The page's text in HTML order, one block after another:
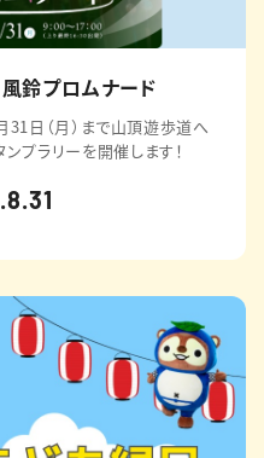
鈴プロムナード
日（月）まで山頂遊歩道へ
プラリーを開催します！